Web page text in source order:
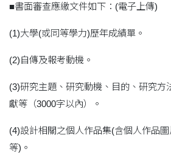
■書面審查應繳文件如下：(電子上傳)
(1)大學(或同等學力)歷年成績單。
(2)自傳及報考動機。
(3)研究主題、研究動機、目的、研究方
獻等（3000字以內）。
(4)設計相關之個人作品集(含個人作品
等)。